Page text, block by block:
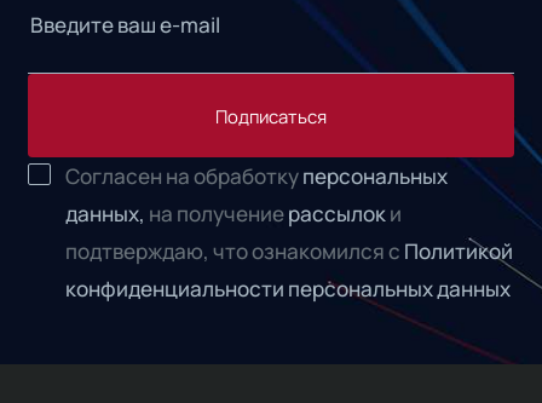
Подписаться
Согласен на обработкуперсональных
данных, на получениерассылоки
подтверждаю, что ознакомился с Политикой
конфиденциальности персональных данных